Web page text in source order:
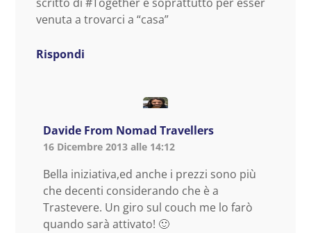
venuta a trovarci a “casa”
Rispondi
Davide From Nomad Travellers
16 Dicembre 2013 alle 14:12
Bella iniziativa,ed anche i prezzi sono più
che decenti considerando che è a
Trastevere. Un giro sul couch me lo farò
quando sarà attivato! 🙂